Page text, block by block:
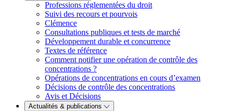
Professions réglementées du droit
Suivi des recours et pourvois
Clémence
Consultations publiques et tests de marché
Développement durable et concurrence
Textes de référence
Comment notifier une opération de contrôle des
concentrations ?
Opérations de concentrations en cours d’examen
Décisions de contrôle des concentrations
Avis et Décisions
Actualités & publications